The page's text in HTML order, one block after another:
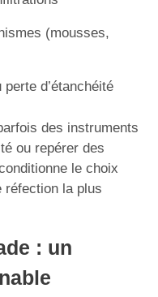
(mousses,
d’étanchéité
des instruments
ou repérer des
le choix
réfection la plus
: un